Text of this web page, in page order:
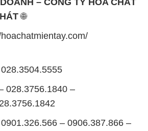
🌐
028.3756.1840 –
– 0906.387.866 –